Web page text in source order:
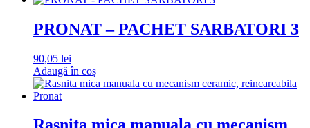
PRONAT – PACHET SARBATORI 3
90,05 lei
Adaugă în coș